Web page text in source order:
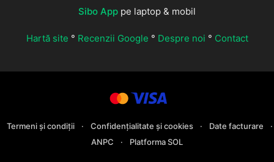
Sibo App pe laptop & mobil
Hartă site ° Recenzii Google ° Despre noi ° Contact
Termeni și condiții · Confidențialitate și cookies · Date facturare
·
ANPC
· Platforma SOL